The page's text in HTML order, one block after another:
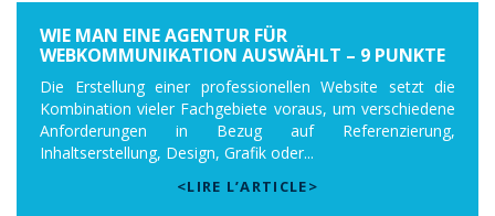
WIE MAN EINE AGENTUR FÜR
WEBKOMMUNIKATION AUSWÄHLT – 9 PUNKTE
Die Erstellung einer professionellen Website setzt die
Kombination vieler Fachgebiete voraus, um verschiedene
Anforderungen in Bezug auf Referenzierung,
Inhaltserstellung, Design, Grafik oder...
<LIRE L’ARTICLE>